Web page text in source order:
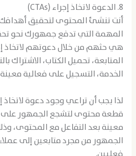
8. الدعوة لاتخاذ إجراء (CTAs)
أنت تنشئ المحتوى لتحقيق
المهمة التي تدفع جمهورك نحو
هي حثهم من خلال دعوتهم لاتخاذ
المتابعة، تحميل الكتاب، الاشتراك
الخدمة، التسجيل على فعالية
قطعة محتوى لتشجع الجمهور على
معينة بعد التفاعل مع المحتوى،
الجمهور من مجرد متابعين إلى